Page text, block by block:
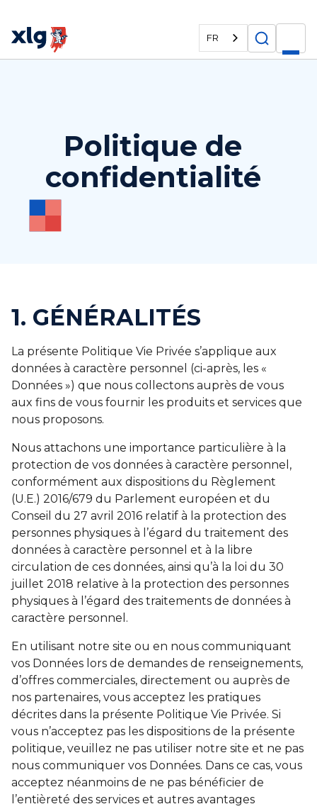
FR
Politique de
confidentialité
1. GÉNÉRALITÉS
La présente Politique Vie Privée s’applique aux
données à caractère personnel (ci-après, les «
Données ») que nous collectons auprès de vous
aux fins de vous fournir les produits et services que
nous proposons.
Nous attachons une importance particulière à la
protection de vos données à caractère personnel,
conformément aux dispositions du Règlement
(U.E.) 2016/679 du Parlement européen et du
Conseil du 27 avril 2016 relatif à la protection des
personnes physiques à l’égard du traitement des
données à caractère personnel et à la libre
circulation de ces données, ainsi qu’à la loi du 30
juillet 2018 relative à la protection des personnes
physiques à l’égard des traitements de données à
caractère personnel.
En utilisant notre site ou en nous communiquant
vos Données lors de demandes de renseignements,
d’offres commerciales, directement ou auprès de
nos partenaires, vous acceptez les pratiques
décrites dans la présente Politique Vie Privée. Si
vous n’acceptez pas les dispositions de la présente
politique, veuillez ne pas utiliser notre site et ne pas
nous communiquer vos Données. Dans ce cas, vous
acceptez néanmoins de ne pas bénéficier de
l’entièreté des services et autres avantages